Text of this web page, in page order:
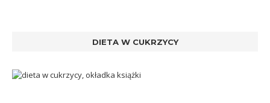
DIETA W CUKRZYCY